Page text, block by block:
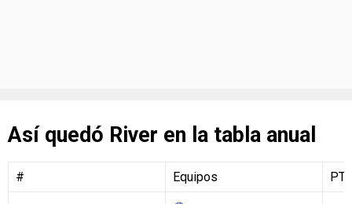
Así quedó River en la tabla anual
# Equipos